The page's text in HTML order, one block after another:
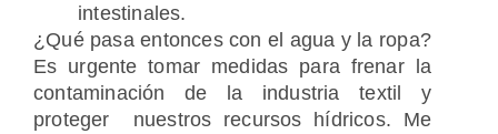
intestinales.
¿Qué pasa entonces con el agua y la ropa?
Es urgente tomar medidas para frenar la
contaminación de la industria textil y
proteger nuestros recursos hídricos. Me